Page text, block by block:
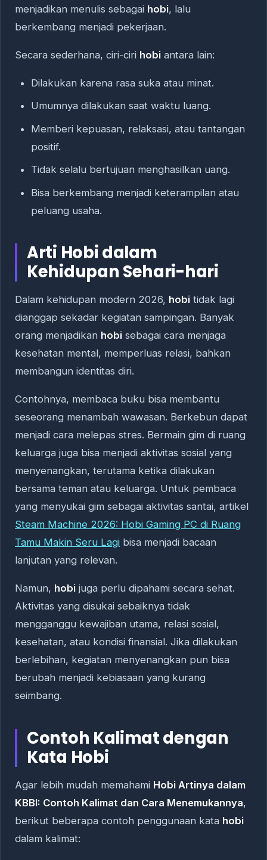
menjadikan menulis sebagai hobi, lalu
berkembang menjadi pekerjaan.
Secara sederhana, ciri-ciri hobi antara lain:
Dilakukan karena rasa suka atau minat.
Umumnya dilakukan saat waktu luang.
Memberi kepuasan, relaksasi, atau tantangan
positif.
Tidak selalu bertujuan menghasilkan uang.
Bisa berkembang menjadi keterampilan atau
peluang usaha.
Arti Hobi dalam
Kehidupan Sehari-hari
Dalam kehidupan modern 2026, hobi tidak lagi
dianggap sekadar kegiatan sampingan. Banyak
orang menjadikan hobi sebagai cara menjaga
kesehatan mental, memperluas relasi, bahkan
membangun identitas diri.
Contohnya, membaca buku bisa membantu
seseorang menambah wawasan. Berkebun dapat
menjadi cara melepas stres. Bermain gim di ruang
keluarga juga bisa menjadi aktivitas sosial yang
menyenangkan, terutama ketika dilakukan
bersama teman atau keluarga. Untuk pembaca
yang menyukai gim sebagai aktivitas santai, artikel
Steam Machine 2026: Hobi Gaming PC di Ruang
Tamu Makin Seru Lagi bisa menjadi bacaan
lanjutan yang relevan.
Namun, hobi juga perlu dipahami secara sehat.
Aktivitas yang disukai sebaiknya tidak
mengganggu kewajiban utama, relasi sosial,
kesehatan, atau kondisi finansial. Jika dilakukan
berlebihan, kegiatan menyenangkan pun bisa
berubah menjadi kebiasaan yang kurang
seimbang.
Contoh Kalimat dengan
Kata Hobi
Agar lebih mudah memahami Hobi Artinya dalam
KBBI: Contoh Kalimat dan Cara Menemukannya,
berikut beberapa contoh penggunaan kata hobi
dalam kalimat: